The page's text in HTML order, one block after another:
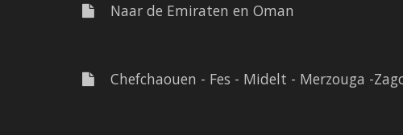
Naar de Emiraten en Oman
Chefchaouen - Fes - Midelt - Merzouga -